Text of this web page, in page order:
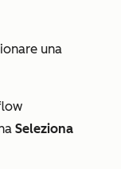
una
Seleziona